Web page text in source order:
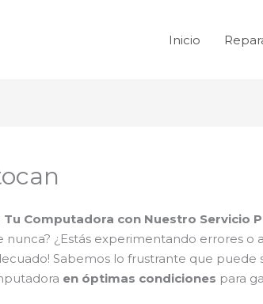
Inicio
Tu Computadora con Nuestro Servicio
¿Estás experimentando errores o
Sabemos lo frustrante que
en óptimas condiciones para